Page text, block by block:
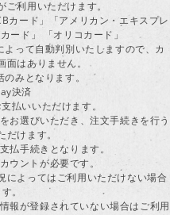
ご利用いただけます。
カード」「アメリカン・エキスプレ
ード」 「オリコカード」
って自動判別いたしますので、カ
はありません。
みとなります。
決済
払いいただけます。
お選びいただき、注文手続きを行う
だけます。
払手続きとなります。
ウントが必要です。
によってはご利用いただけない場合
。
報が登録されていない場合はご利用